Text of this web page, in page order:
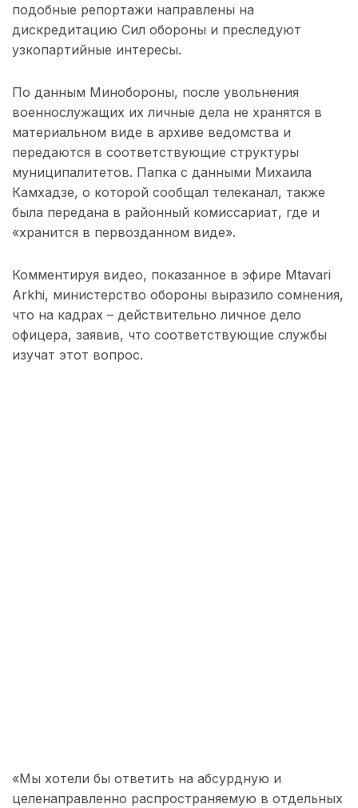
подобные репортажи направлены ​​на
дискредитацию Сил обороны и преследуют
узкопартийные интересы.
По данным Минобороны, после увольнения
военнослужащих их личные дела не хранятся в
материальном виде в архиве ведомства и
передаются в соответствующие структуры
муниципалитетов. Папка с данными Михаила
Камхадзе, о которой сообщал телеканал, также
была передана в районный комиссариат, где и
«хранится в первозданном виде».
Комментируя видео, показанное в эфире Mtavari
Arkhi, министерство обороны выразило сомнения,
что на кадрах – действительно личное дело
офицера, заявив, что соответствующие службы
изучат этот вопрос.
«Мы хотели бы ответить на абсурдную и
целенаправленно распространяемую в отдельных